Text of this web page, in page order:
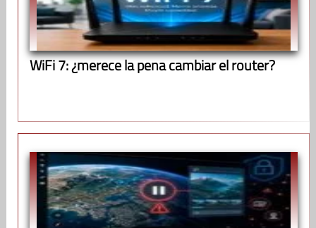
WiFi 7: ¿merece la pena cambiar el router?